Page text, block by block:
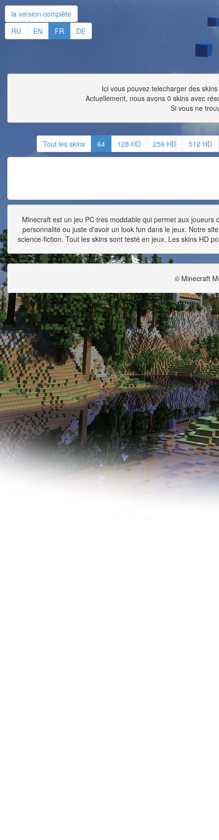
la version complète
RU
EN FR DE
Ici vous pouvez telecharger des
Actuellement, nous avons 0 skins avec
Si vous ne
Tout les skins 64 128 HD 256 HD 512 HD
Minecraft est un jeu PC très moddable qui permet aux
personnalité ou juste d'avoir un look fun dans le jeux. Notre
science-fiction. Tout les skins sont testé en jeux. Les skins HD
© Minecraft